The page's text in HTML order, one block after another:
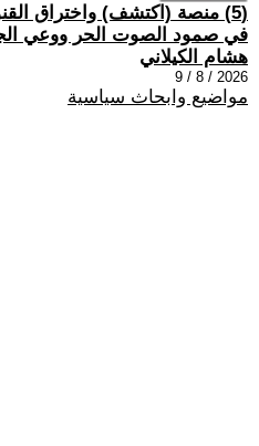
(5) منصة (اكتشف) واختراق
في صمود الصوت الحر ووعي
هشام الكيلاني
2026 / 8 / 9
مواضيع وابحاث سياسية